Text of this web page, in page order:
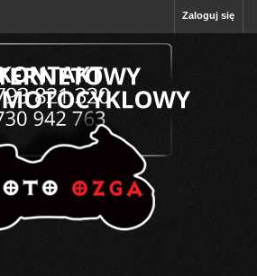
Zaloguj się